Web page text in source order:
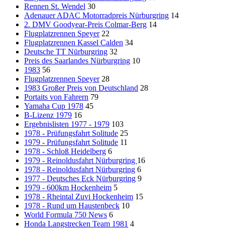
Rennen St. Wendel 30
Adenauer ADAC Motorradpreis Nürburgring 14
2. DMV Goodyear-Preis Colmar-Berg 14
Flugplatzrennen Speyer 22
Flugplatzrennen Kassel Calden 34
Deutsche TT Nürburgring 32
Preis des Saarlandes Nürburgring 10
1983 56
Flugplatzrennen Speyer 28
1983 Großer Preis von Deutschland 28
Portaits von Fahrern 79
Yamaha Cup 1978 45
B-Lizenz 1979 16
Ergebnislisten 1977 - 1979 103
1978 - Prüfungsfahrt Solitude 25
1979 - Prüfungsfahrt Solitude 11
1978 - Schloß Heidelberg 6
1979 - Reinoldusfahrt Nürburgring 16
1978 - Reinoldusfahrt Nürburgring 6
1977 - Deutsches Eck Nürburgring 9
1979 - 600km Hockenheim 5
1978 - Rheintal Zuvi Hockenheim 15
1978 - Rund um Haustenbeck 10
World Formula 750 News 6
Honda Langstrecken Team 1981 4